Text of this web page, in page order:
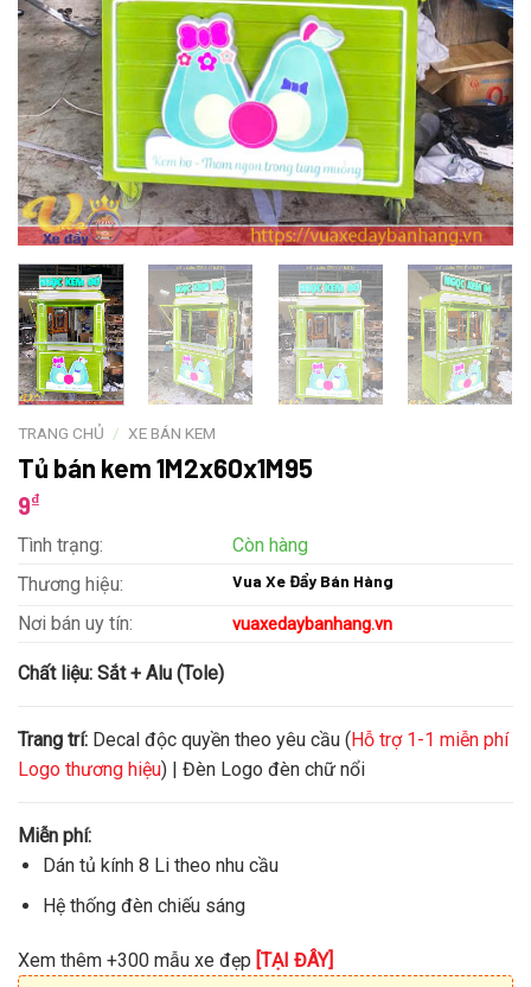
TRANG CHỦ / XE BÁN KEM
Tủ bán kem 1M2x60x1M95
9₫
Tình trạng:
Còn hàng
Thương hiệu:
Vua Xe Đẩy Bán Hàng
Nơi bán uy tín: vuaxedaybanhang.vn
Chất liệu: Sắt + Alu (Tole)
Trang trí: Decal độc quyền theo yêu cầu (Hỗ trợ 1-1 miễn phí
Logo thương hiệu) | Đèn Logo đèn chữ nổi
Miễn phí:
Dán tủ kính 8 Li theo nhu cầu
Hệ thống đèn chiếu sáng
Xem thêm +300 mẫu xe đẹp [TẠI ĐÂY]